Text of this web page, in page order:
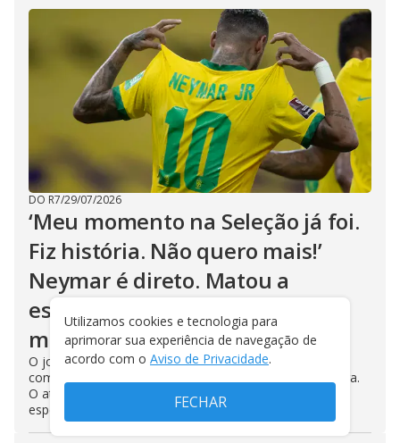
DO R7/29/07/2026
‘Meu momento na Seleção já foi.
Fiz história. Não quero mais!’
Neymar é direto. Matou a
esperança que Lucas Moura
mostrou no Esporte Record
O jogador de 34 anos foi direto: não tem como sonhar
com a Copa de 2030. Neymar respondeu a Lucas Moura.
O atacante do São Paulo assumiu ao Esporte Record:
esperava vê-lo no próximo Mundial. Não vai ver
Utilizamos cookies e tecnologia para
aprimorar sua experiência de navegação de
acordo com o Aviso de Privacidade.
FECHAR